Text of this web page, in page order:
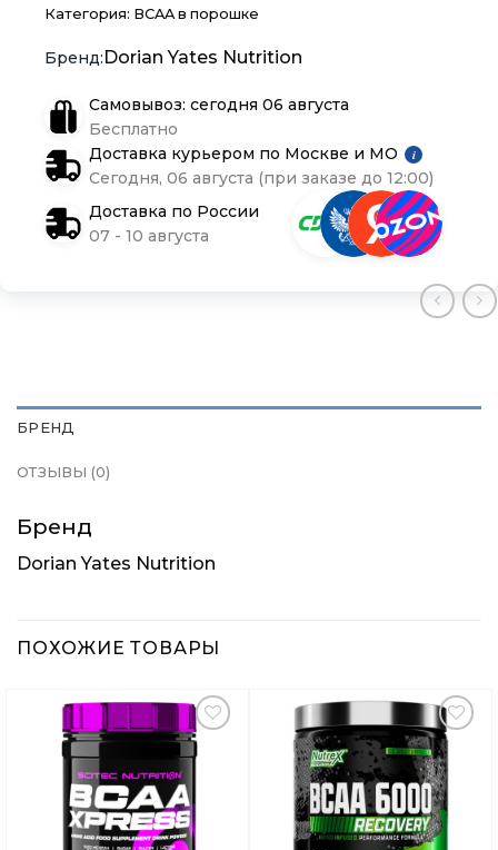
Категория: BCAA в порошке
Dorian Yates Nutrition
Самовывоз: сегодня 06 августа
Бесплатно
Доставка курьером по Москве и МО
i
Сегодня, 06 августа (при заказе до 12:00)
Доставка по России
07 - 10 августа
БРЕНД
ОТЗЫВЫ (0)
Бренд
Dorian Yates Nutrition
ПОХОЖИЕ ТОВАРЫ
Добавить
Вишлист
Добавить
в
Вишлист
Блог
Блог
Блог